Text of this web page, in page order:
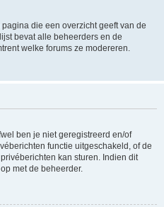
die een overzicht geeft van de
bevat alle beheerders en de
welke forums ze modereren.
ben je niet geregistreerd en/of
functie uitgeschakeld, of de
kan sturen. Indien dit
met de beheerder.